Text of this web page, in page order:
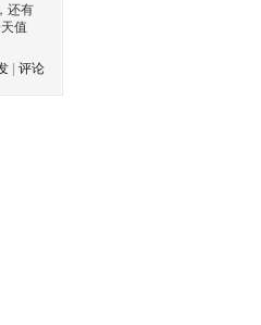
还有
值
评论